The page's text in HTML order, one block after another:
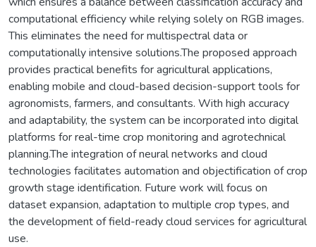
computational efficiency while relying solely on RGB images.
This eliminates the need for multispectral data or
computationally intensive solutions.The proposed approach
provides practical benefits for agricultural applications,
enabling mobile and cloud-based decision-support tools for
agronomists, farmers, and consultants. With high accuracy
and adaptability, the system can be incorporated into digital
platforms for real-time crop monitoring and agrotechnical
planning.The integration of neural networks and cloud
technologies facilitates automation and objectification of crop
growth stage identification. Future work will focus on
dataset expansion, adaptation to multiple crop types, and
the development of field-ready cloud services for agricultural
use.